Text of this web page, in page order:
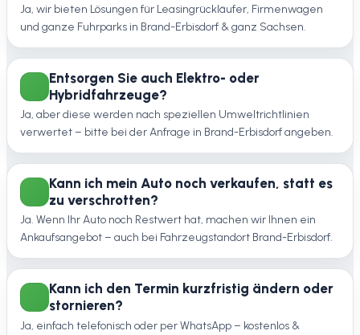
Ja, wir bieten Lösungen für Leasingrückläufer, Firmenwagen
und ganze Fuhrparks in Brand-Erbisdorf & ganz Sachsen.
Entsorgen Sie auch Elektro- oder
Hybridfahrzeuge?
Ja, aber diese werden nach speziellen Umweltrichtlinien
verwertet – bitte bei der Anfrage in Brand-Erbisdorf angeben.
Kann ich mein Auto noch verkaufen, statt es
zu verschrotten?
Ja. Wenn Ihr Auto noch Restwert hat, machen wir Ihnen ein
Ankaufsangebot – auch bei Fahrzeugstandort Brand-Erbisdorf.
Kann ich den Termin kurzfristig ändern oder
stornieren?
Ja, einfach telefonisch oder per WhatsApp – kostenlos &